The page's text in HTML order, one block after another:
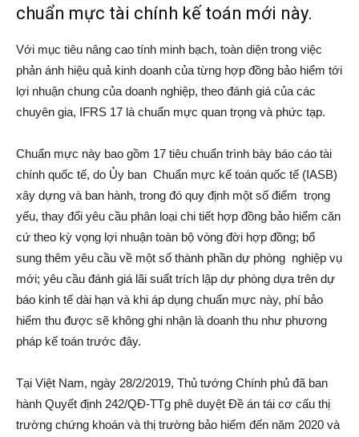
chuẩn mực tài chính kế toán mới này.
Với mục tiêu nâng cao tính minh bạch, toàn diện trong việc
phản ánh hiệu quả kinh doanh của từng hợp đồng bảo hiểm tới
lợi nhuận chung của doanh nghiệp, theo đánh giá của các
chuyên gia, IFRS 17 là chuẩn mực quan trọng và phức tạp.
Chuẩn mực này bao gồm 17 tiêu chuẩn trình bày báo cáo tài
chính quốc tế, do Ủy ban Chuẩn mực kế toán quốc tế (IASB)
xây dựng và ban hành, trong đó quy định một số điểm trọng
yếu, thay đổi yêu cầu phân loại chi tiết hợp đồng bảo hiểm căn
cứ theo kỳ vọng lợi nhuận toàn bộ vòng đời hợp đồng; bổ
sung thêm yêu cầu về một số thành phần dự phòng nghiệp vụ
mới; yêu cầu đánh giá lãi suất trích lập dự phòng dựa trên dự
báo kinh tế dài hạn và khi áp dụng chuẩn mực này, phí bảo
hiểm thu được sẽ không ghi nhận là doanh thu như phương
pháp kế toán trước đây.
Tại Việt Nam, ngày 28/2/2019, Thủ tướng Chính phủ đã ban
hành Quyết định 242/QÐ-TTg phê duyệt Ðề án tái cơ cấu thị
trường chứng khoán và thị trường bảo hiểm đến năm 2020 và